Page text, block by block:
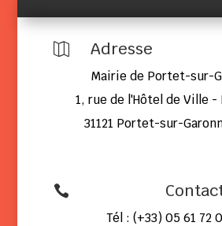
 Adresse
Mairie de Portet-sur-
1, rue de l'Hôtel de Ville -
31121 Portet-sur-

Tél : (+33) 05 61 72